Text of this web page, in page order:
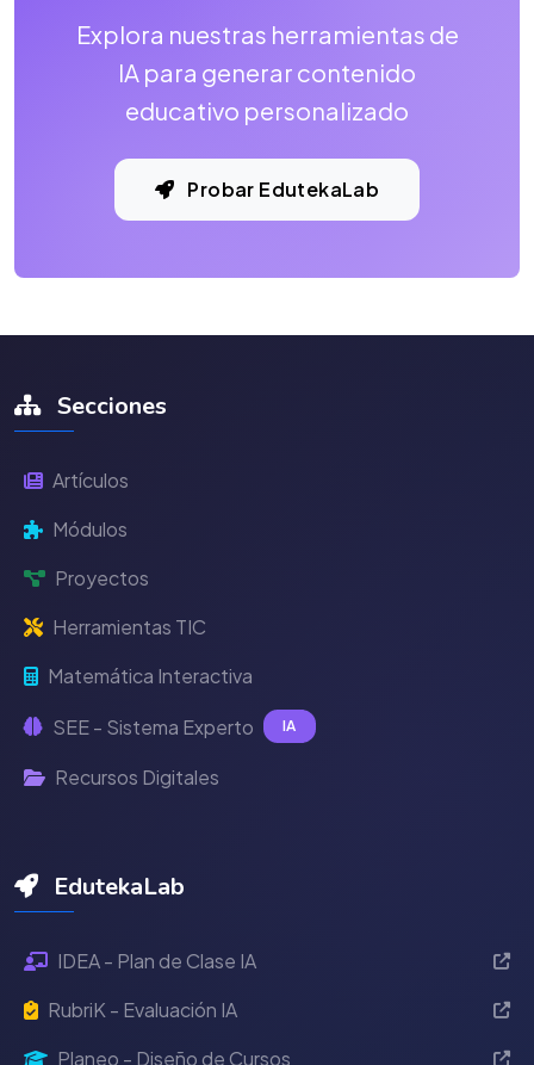
Explora nuestras herramientas de
IA para generar contenido
educativo personalizado
Probar EdutekaLab
Secciones
Artículos
Módulos
Proyectos
Herramientas TIC
Matemática Interactiva
SEE - Sistema Experto IA
Recursos Digitales
EdutekaLab
IDEA - Plan de Clase IA
RubriK - Evaluación IA
Planeo - Diseño de Cursos